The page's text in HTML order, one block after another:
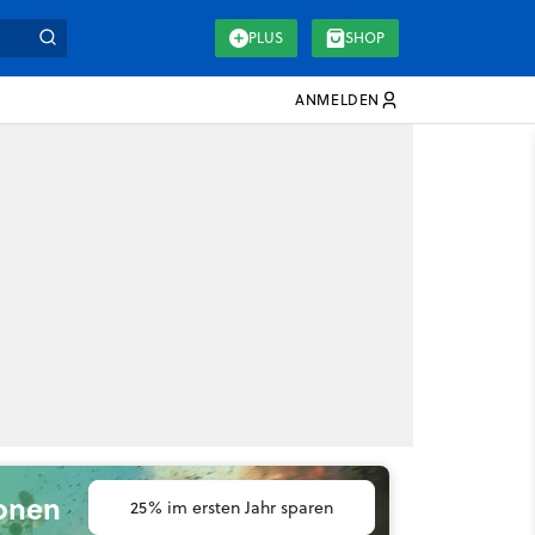
PLUS SHOP
ANMELDEN
25% im ersten Jahr sparen